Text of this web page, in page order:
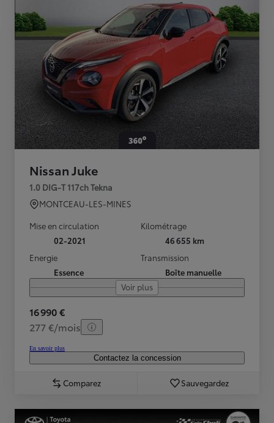
Nissan Juke
1.0 DIG-T 117ch Tekna
MONTCEAU-LES-MINES
Mise en circulation
02-2021
Kilométrage
46 655 km
Energie
Essence
Transmission
Boîte manuelle
Voir plus
16 990 €
277 €/mois
En savoir plus
Contactez la concession
Comparez Sauvegardez